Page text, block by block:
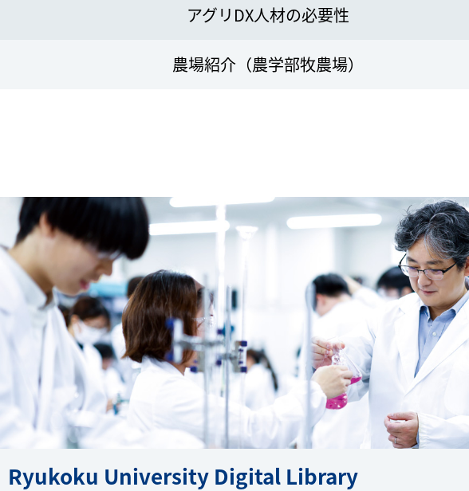
アグリDX人材の必要性
農場紹介（農学部牧農場）
Ryukoku University Digital Library